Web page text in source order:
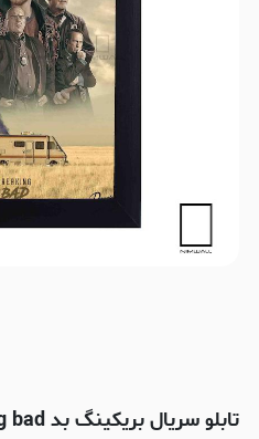
تابلو سریال بریکینگ بد breaking bad مدل N-54351